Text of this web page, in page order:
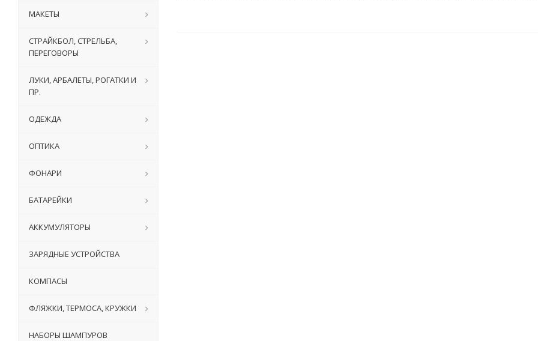
МАКЕТЫ
СТРАЙКБОЛ, СТРЕЛЬБА,
ПЕРЕГОВОРЫ
ЛУКИ, АРБАЛЕТЫ, РОГАТКИ И
ПР.
ОДЕЖДА
ОПТИКА
ФОНАРИ
БАТАРЕЙКИ
АККУМУЛЯТОРЫ
ЗАРЯДНЫЕ УСТРОЙСТВА
КОМПАСЫ
ФЛЯЖКИ, ТЕРМОСА, КРУЖКИ
НАБОРЫ ШАМПУРОВ